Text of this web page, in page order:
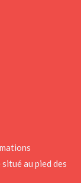
au pied des